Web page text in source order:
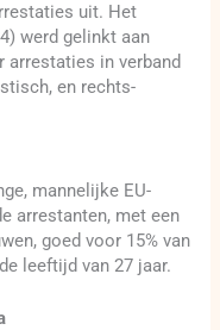
uit. Het
werd gelinkt aan
in verband
en rechts-
mannelijke EU-
arrestanten, met een
goed voor 15% van
leeftijd van 27 jaar.